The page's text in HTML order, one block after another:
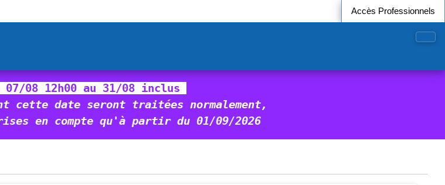
Accès Professionnels
07/08 12h00 au 31/08 inclus
cette date seront traitées normalement,
en compte qu'à partir du 01/09/2026